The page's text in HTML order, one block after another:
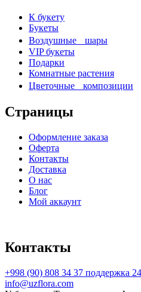
К букету
Букеты
Воздушные шары
VIP букеты
Подарки
Комнатные растения
Цветочные композиции
Страницы
Оформление заказа
Оферта
Контакты
Доставка
О нас
Блог
Мой аккаунт
Контакты
+998 (90) 808 34 37 поддержка
info@uzflora.com